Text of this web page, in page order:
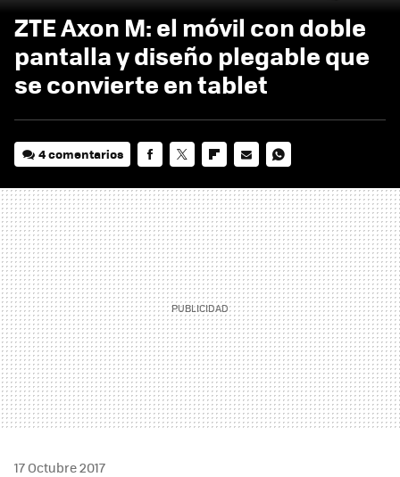
ZTE Axon M: el móvil con doble
pantalla y diseño plegable que
se convierte en tablet
4 comentarios
MAIL
17 Octubre 2017